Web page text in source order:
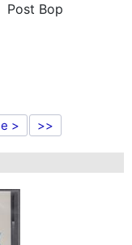
Post Bop
> >>